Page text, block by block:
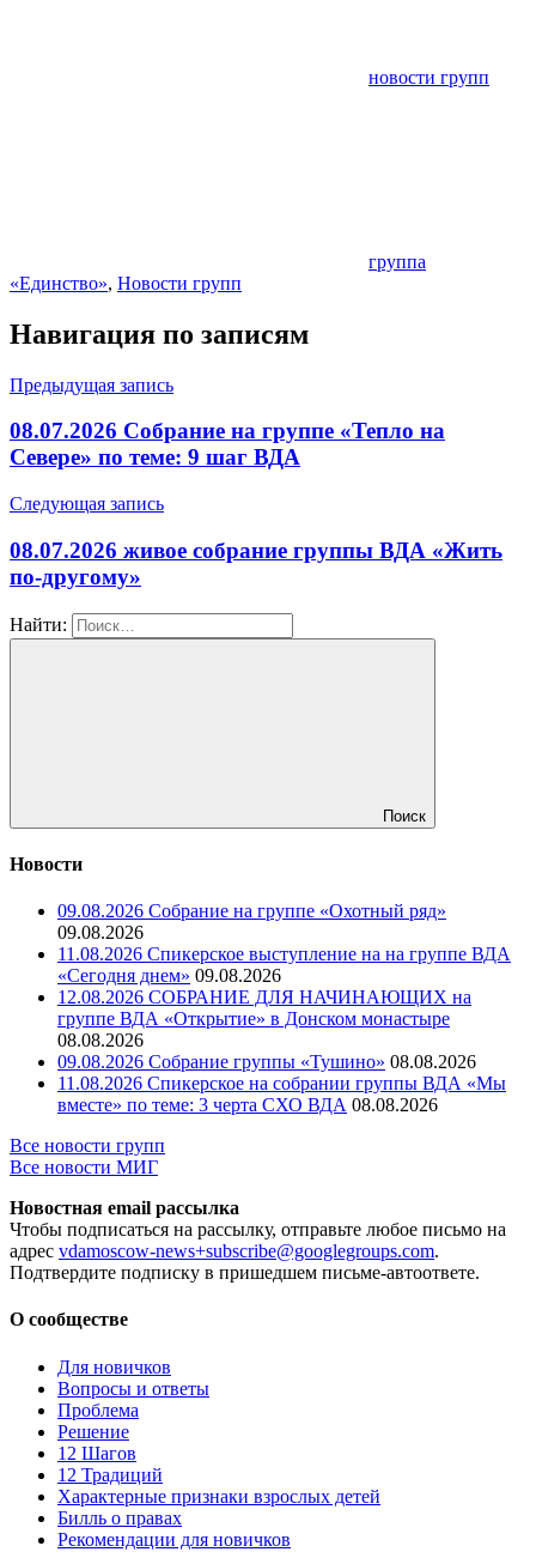
новости групп
группа
«Единство», Новости групп
Навигация по записям
Предыдущая запись
08.07.2026 Собрание на группе «Тепло на
Севере» по теме: 9 шаг ВДА
Следующая запись
08.07.2026 живое собрание группы ВДА «Жить
по-другому»
Найти:
Поиск
Новости
09.08.2026 Собрание на группе «Охотный ряд»
09.08.2026
11.08.2026 Спикерское выступление на на группе ВДА
«Сегодня днем» 09.08.2026
12.08.2026 СОБРАНИЕ ДЛЯ НАЧИНАЮЩИХ на
группе ВДА «Открытие» в Донском монастыре
08.08.2026
09.08.2026 Собрание группы «Тушино» 08.08.2026
11.08.2026 Спикерское на собрании группы ВДА «Мы
вместе» по теме: 3 черта СХО ВДА 08.08.2026
Все новости групп
Все новости МИГ
Новостная email рассылка
Чтобы подписаться на рассылку, отправьте любое письмо на
адрес vdamoscow-news+subscribe@googlegroups.com.
Подтвердите подписку в пришедшем письме-автоответе.
О сообществе
Для новичков
Вопросы и ответы
Проблема
Решение
12 Шагов
12 Традиций
Xарактерные признаки взрослых детей
Билль о правах
Рекомендации для новичков